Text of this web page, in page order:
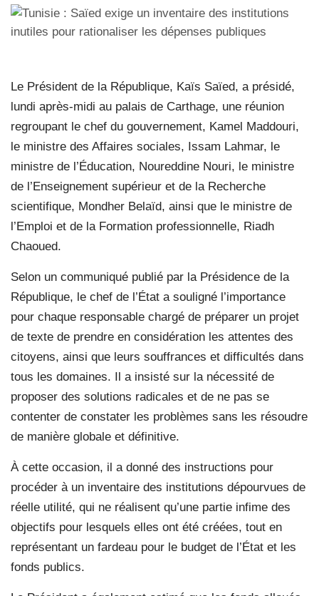
Le Président de la République, Kaïs Saïed, a présidé,
lundi après-midi au palais de Carthage, une réunion
regroupant le chef du gouvernement, Kamel Maddouri,
le ministre des Affaires sociales, Issam Lahmar, le
ministre de l’Éducation, Noureddine Nouri, le ministre
de l’Enseignement supérieur et de la Recherche
scientifique, Mondher Belaïd, ainsi que le ministre de
l’Emploi et de la Formation professionnelle, Riadh
Chaoued.
Selon un communiqué publié par la Présidence de la
République, le chef de l’État a souligné l’importance
pour chaque responsable chargé de préparer un projet
de texte de prendre en considération les attentes des
citoyens, ainsi que leurs souffrances et difficultés dans
tous les domaines. Il a insisté sur la nécessité de
proposer des solutions radicales et de ne pas se
contenter de constater les problèmes sans les résoudre
de manière globale et définitive.
À cette occasion, il a donné des instructions pour
procéder à un inventaire des institutions dépourvues de
réelle utilité, qui ne réalisent qu’une partie infime des
objectifs pour lesquels elles ont été créées, tout en
représentant un fardeau pour le budget de l’État et les
fonds publics.